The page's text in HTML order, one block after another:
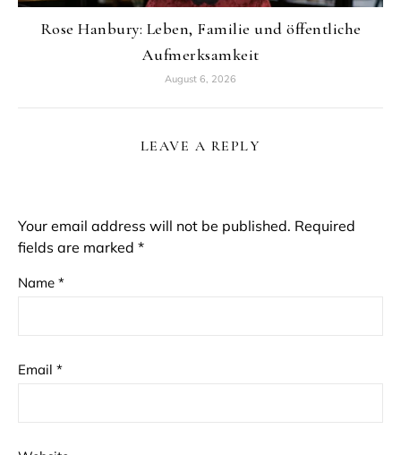
Rose Hanbury: Leben, Familie und öffentliche
Aufmerksamkeit
August 6, 2026
LEAVE A REPLY
Your email address will not be published. Required
fields are marked *
Name *
Email *